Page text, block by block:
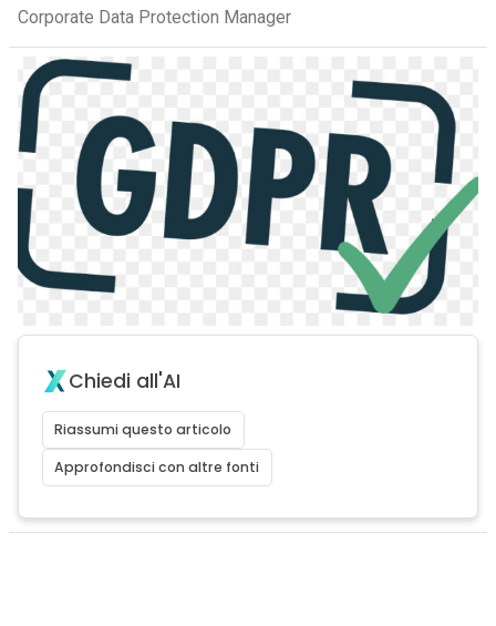
Corporate Data Protection Manager
Chiedi all'AI
Riassumi questo articolo
Approfondisci con altre fonti